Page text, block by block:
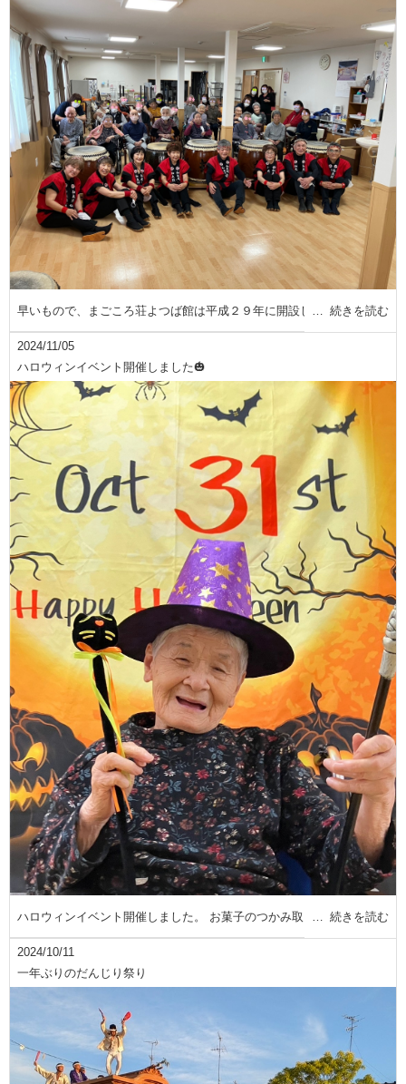
早いもので、まごころ荘よつば館は平成２９年に開設し 続きを読む
2024/11/05
ハロウィンイベント開催しました🎃
ハロウィンイベント開催しました。 お菓子のつかみ取 続きを読む
2024/10/11
一年ぶりのだんじり祭り